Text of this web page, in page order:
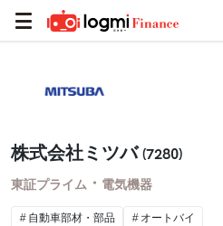
株式会社ミツバ(7280)
東証プライム ・ 電気機器
自動車部材・部品 オートバイ